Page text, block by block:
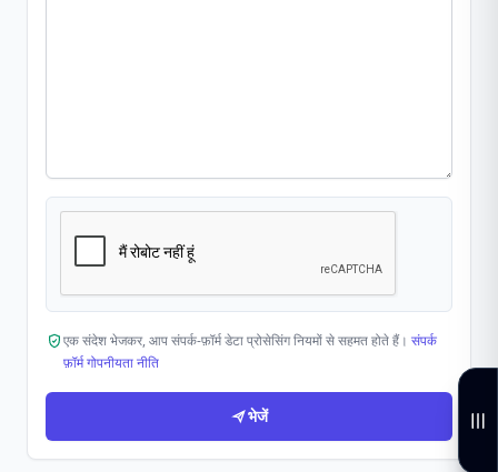
एक संदेश भेजकर, आप संपर्क-फ़ॉर्म डेटा प्रोसेसिंग नियमों से सहमत होते हैं। संपर्क
फ़ॉर्म गोपनीयता नीति
भेजें